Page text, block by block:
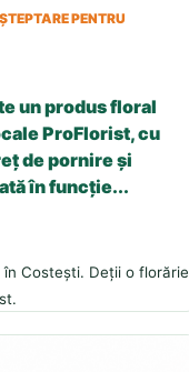
PENTRU
un produs floral
ProFlorist, cu
de pornire și
în funcție...
Costești. Deții o florărie